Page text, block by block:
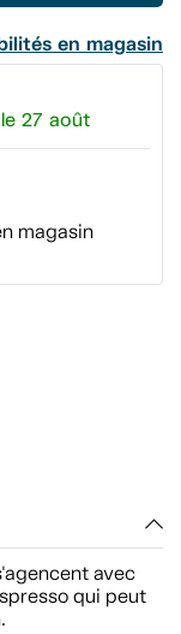
en magasin
27 août
magasin
avec
qui peut